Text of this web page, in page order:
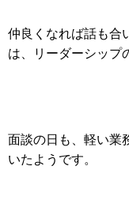
仲良くなれば話も合
は、リーダーシップ
面談の日も、軽い業
いたようです。